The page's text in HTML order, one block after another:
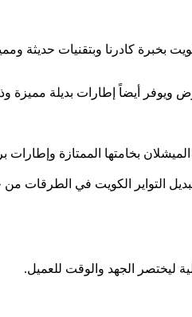
بخبرة كادرنا وبتقنيات حديثة
ويوفر أيضاً إطارات بديلة مميزة
بخامتها الممتازة
التواير الكويت في الطرقات
ليختصر الجهد والوقت للعميل.